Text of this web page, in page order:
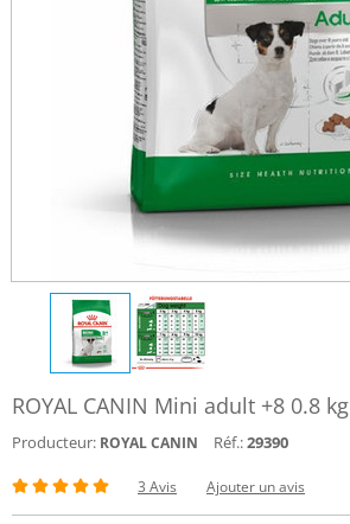
ROYAL CANIN Mini adult +8 0.8 kg
Producteur: ROYAL CANIN Réf.:29390
3 Avis Ajouter un avis